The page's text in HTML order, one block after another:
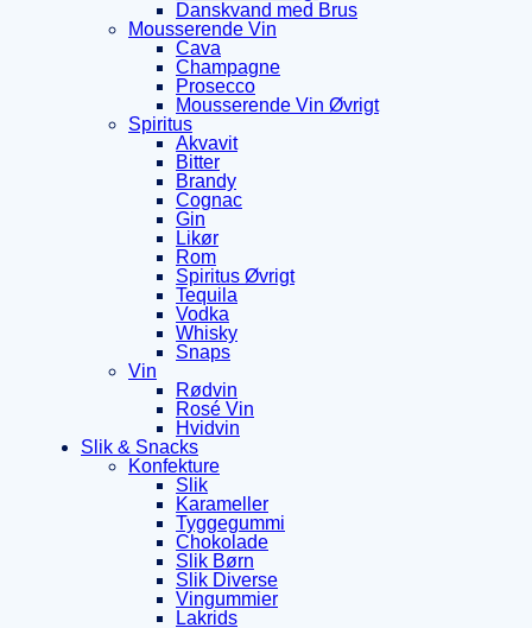
Danskvand med Brus
Mousserende Vin
Cava
Champagne
Prosecco
Mousserende Vin Øvrigt
Spiritus
Akvavit
Bitter
Brandy
Cognac
Gin
Likør
Rom
Spiritus Øvrigt
Tequila
Vodka
Whisky
Snaps
Vin
Rødvin
Rosé Vin
Hvidvin
Slik & Snacks
Konfekture
Slik
Karameller
Tyggegummi
Chokolade
Slik Børn
Slik Diverse
Vingummier
Lakrids